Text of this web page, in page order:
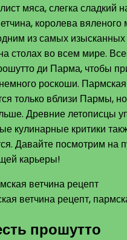
мяса, слегка сладкий
королева
из самых
столах во всем мире.
ди Парма, чтобы
роскоши.
только вблизи Пармы,
Древние летописцы
кулинарные критики
Давайте посмотрим на
карьеры!
ветчина рецепт,
прошутто